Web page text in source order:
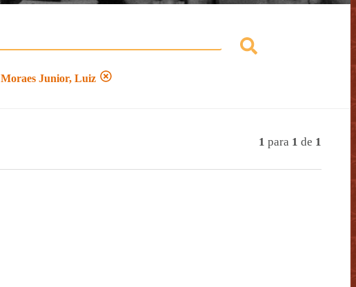
Moraes Junior, Luiz
1 para 1 de 1